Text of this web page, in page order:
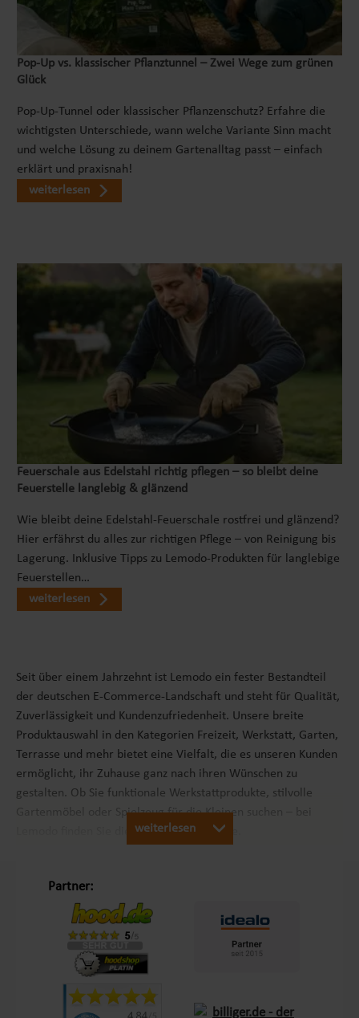
Pop‑Up vs. klassischer Pflanztunnel – Zwei Wege zum grünen
Glück
Pop-Up-Tunnel oder klassischer Pflanzenschutz? Erfahre die
wichtigsten Unterschiede, wann welche Variante Sinn macht
und welche Lösung zu deinem Gartenalltag passt – einfach
erklärt und praxisnah!
weiterlesen
Feuerschale aus Edelstahl richtig pflegen – so bleibt deine
Feuerstelle langlebig & glänzend
Wie bleibt deine Edelstahl-Feuerschale rostfrei und glänzend?
Hier erfährst du alles zur richtigen Pflege – von Reinigung bis
Lagerung. Inklusive Tipps zu Lemodo-Produkten für langlebige
Feuerstellen…
weiterlesen
Seit über einem Jahrzehnt ist Lemodo ein fester Bestandteil
der deutschen E-Commerce-Landschaft und steht für Qualität,
Zuverlässigkeit und Kundenzufriedenheit. Unsere breite
Produktauswahl in den Kategorien Freizeit, Werkstatt, Garten,
Terrasse und mehr bietet eine Vielfalt, die es unseren Kunden
ermöglicht, ihr Zuhause ganz nach ihren Wünschen zu
gestalten. Ob Sie funktionale Werkstattprodukte, stilvolle
Gartenmöbel oder Spielzeug für die Kleinen suchen – bei
Lemodo finden Sie die passenden Produkte.
Mit dem Leitsatz „Schöner Leben in Haus und Garten“ ist es
unser Ziel, das Einkaufserlebnis unserer Kunden in Europa so
angenehm wie möglich zu gestalten. Durch unsere
EigenmarkenLemodo
genau auf die Bedürfnisse unserer Kunden abgestimmt sind.
weiterlesen
Partner: